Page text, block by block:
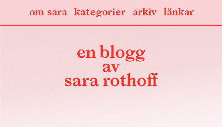
länkar
arkiv
kategorier
om sara